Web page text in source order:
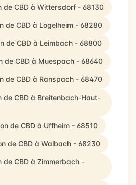
de CBD à Wittersdorf - 68130
de CBD à Logelheim - 68280
de CBD à Leimbach - 68800
de CBD à Muespach - 68640
de CBD à Ranspach - 68470
de CBD à Breitenbach-Haut-
de CBD à Uffheim - 68510
de CBD à Walbach - 68230
CBD à Zimmerbach -